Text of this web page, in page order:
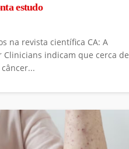
estudo
na revista científica CA: A
Clinicians indicam que cerca de